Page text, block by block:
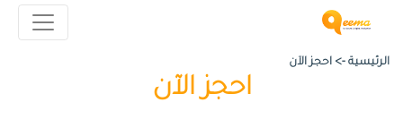
الرئيسية -> احجز الآن
احجز الآن